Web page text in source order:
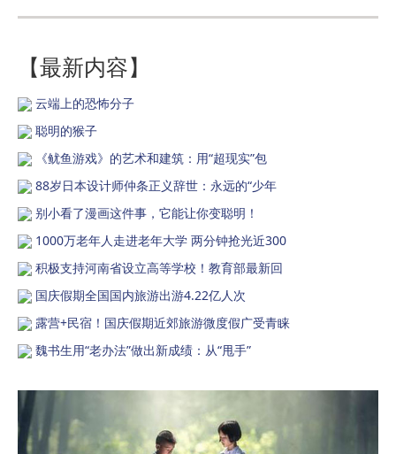
【最新内容】
云端上的恐怖分子
聪明的猴子
《鱿鱼游戏》的艺术和建筑：用“超现实”包
88岁日本设计师仲条正义辞世：永远的“少年
别小看了漫画这件事，它能让你变聪明！
1000万老年人走进老年大学 两分钟抢光近300
积极支持河南省设立高等学校！教育部最新回
国庆假期全国国内旅游出游4.22亿人次
露营+民宿！国庆假期近郊旅游微度假广受青睐
魏书生用“老办法”做出新成绩：从“甩手”